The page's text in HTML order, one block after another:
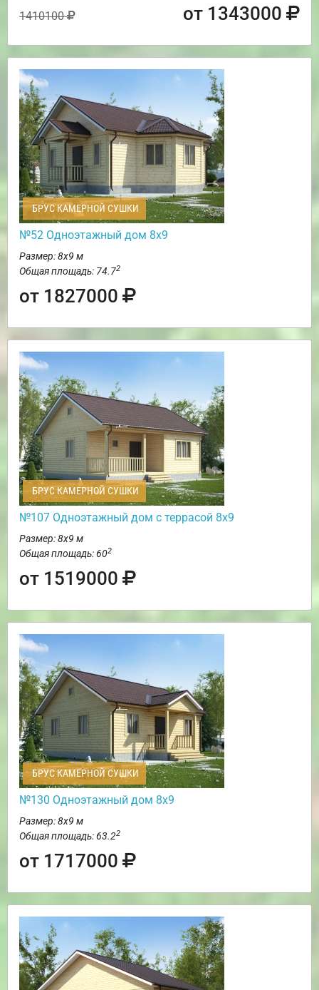
1410100 от 1343000
БРУС КАМЕРНОЙ СУШКИ
№52 Одноэтажный дом 8х9
Размер: 8х9 м
Общая площадь: 74.72
от 1827000
БРУС КАМЕРНОЙ СУШКИ
№107 Одноэтажный дом с террасой 8х9
Размер: 8х9 м
Общая площадь: 602
от 1519000
БРУС КАМЕРНОЙ СУШКИ
№130 Одноэтажный дом 8х9
Размер: 8х9 м
Общая площадь: 63.22
от 1717000